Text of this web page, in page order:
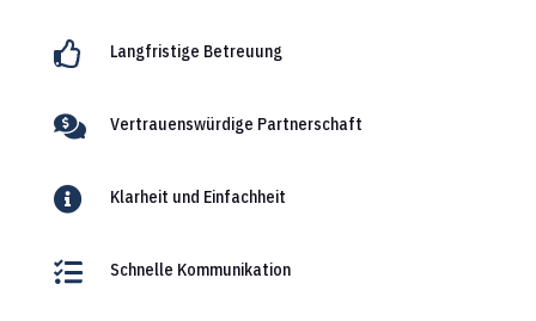
 Langfristige Betreuung
 Vertrauenswürdige Partnerschaft
 Klarheit und Einfachheit
 Schnelle Kommunikation